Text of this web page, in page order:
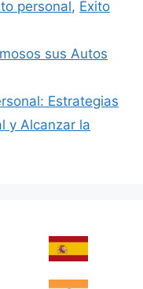
personal, Éxito
sus Autos
Estrategias
y Alcanzar la